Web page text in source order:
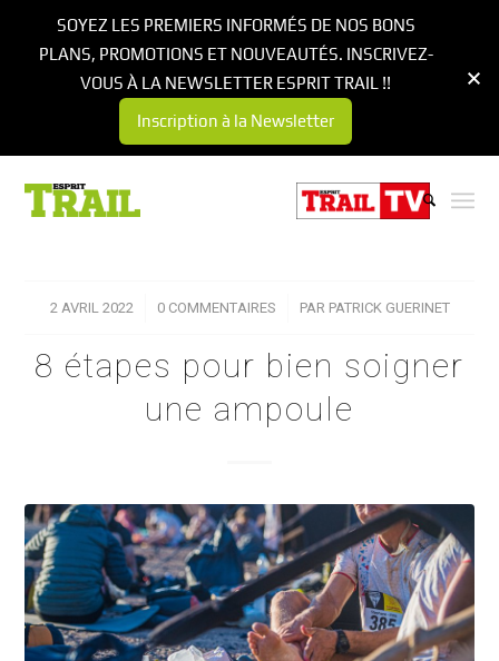
2 AVRIL 2022
/ 0 COMMENTAIRES
/ PAR PATRICK GUERINET
8 étapes pour bien soigner
une ampoule
SOYEZ LES PREMIERS INFORMÉS DE NOS BONS
PLANS, PROMOTIONS ET NOUVEAUTÉS. INSCRIVEZ-
VOUS À LA NEWSLETTER ESPRIT TRAIL !!
Inscription à la Newsletter